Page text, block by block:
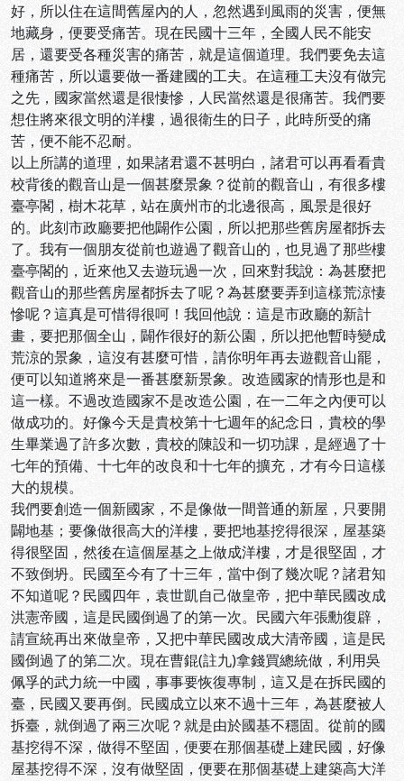
好，所以住在這間舊屋內的人，忽然遇到風雨的災害，便無
地藏身，便要受痛苦。現在民國十三年，全國人民不能安
居，還要受各種災害的痛苦，就是這個道理。我們要免去這
種痛苦，所以還要做一番建國的工夫。在這種工夫沒有做完
之先，國家當然還是很悽慘，人民當然還是很痛苦。我們要
想住將來很文明的洋樓，過很衛生的日子，此時所受的痛
苦，便不能不忍耐。
以上所講的道理，如果諸君還不甚明白，諸君可以再看看貴
校背後的觀音山是一個甚麼景象？從前的觀音山，有很多樓
臺亭閣，樹木花草，站在廣州市的北邊很高，風景是很好
的。此刻市政廳要把他闢作公園，所以把那些舊房屋都拆去
了。我有一個朋友從前也遊過了觀音山的，也見過了那些樓
臺亭閣的，近來他又去遊玩過一次，回來對我說：為甚麼把
觀音山的那些舊房屋都拆去了呢？為甚麼要弄到這樣荒涼悽
慘呢？這真是可惜得很呵！我回他說：這是市政廳的新計
畫，要把那個全山，闢作很好的新公園，所以把他暫時變成
荒涼的景象，這沒有甚麼可惜，請你明年再去遊觀音山罷，
便可以知道將來是一番甚麼新景象。改造國家的情形也是和
這一樣。不過改造國家不是改造公園，在一二年之內便可以
做成功的。好像今天是貴校第十七週年的紀念日，貴校的學
生畢業過了許多次數，貴校的陳設和一切功課，是經過了十
七年的預備、十七年的改良和十七年的擴充，才有今日這樣
大的規模。
我們要創造一個新國家，不是像做一間普通的新屋，只要開
闢地基；要像做很高大的洋樓，要把地基挖得很深，屋基築
得很堅固，然後在這個屋基之上做成洋樓，才是很堅固，才
不致倒坍。民國至今有了十三年，當中倒了幾次呢？諸君知
不知道呢？民國四年，袁世凱自己做皇帝，把中華民國改成
洪憲帝國，這是民國倒過了的第一次。民國六年張勳復辟，
請宣統再出來做皇帝，又把中華民國改成大清帝國，這是民
國倒過了的第二次。現在曹錕(註九)拿錢買總統做，利用吳
佩孚的武力統一中國，事事要恢復專制，這又是在拆民國的
臺，民國又要再倒。民國成立以來不過十三年，為甚麼被人
拆臺，就倒過了兩三次呢？就是由於國基不穩固。從前的國
基挖得不深，做得不堅固，便要在那個基礎上建民國，好像
屋基挖得不深，沒有做堅固，便要在那個基礎上建築高大洋